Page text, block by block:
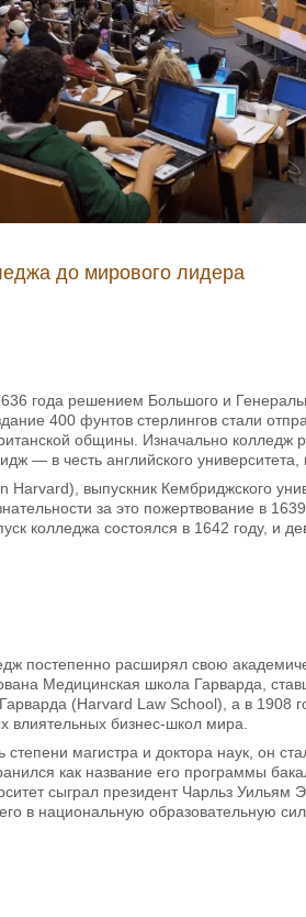
до мирового лидера
года решением Большого и
400 фунтов стерлингов стали
общины. Изначально колледж
— в честь английского университета,
выпускник Кембриджского
за это пожертвование в
колледжа состоялся в 1642 году, и
постепенно расширял свою
Медицинская школа Гарварда,
(Harvard Law School), а в
влиятельных бизнес-школ мира.
степени магистра и доктора наук, он
как название его программы
сыграл президент Чарльз Уильям
в национальную образовательную